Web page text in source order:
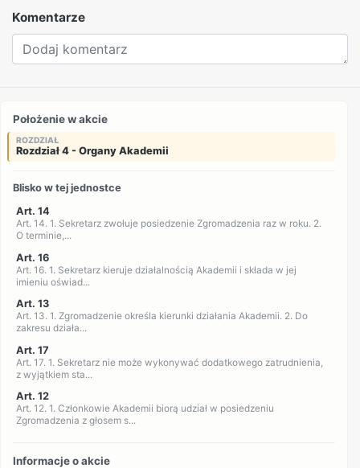
Komentarze
Położenie w akcie
ROZDZIAŁ
Rozdział 4 - Organy Akademii
Blisko w tej jednostce
Art. 14
Art. 14. 1. Sekretarz zwołuje posiedzenie Zgromadzenia raz w roku. 2.
O terminie,...
Art. 16
Art. 16. 1. Sekretarz kieruje działalnością Akademii i składa w jej
imieniu oświad...
Art. 13
Art. 13. 1. Zgromadzenie określa kierunki działania Akademii. 2. Do
zakresu działa...
Art. 17
Art. 17. 1. Sekretarz nie może wykonywać dodatkowego zatrudnienia,
z wyjątkiem sta...
Art. 12
Art. 12. 1. Członkowie Akademii biorą udział w posiedzeniu
Zgromadzenia z głosem s...
Informacje o akcie